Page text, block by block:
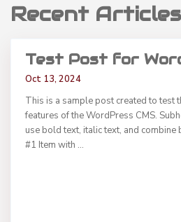
Recent
Test Post for
Oct 13, 2024
This is a sample post created to test
features of the WordPress CMS.
use bold text, italic text, and
#1 Item with ...